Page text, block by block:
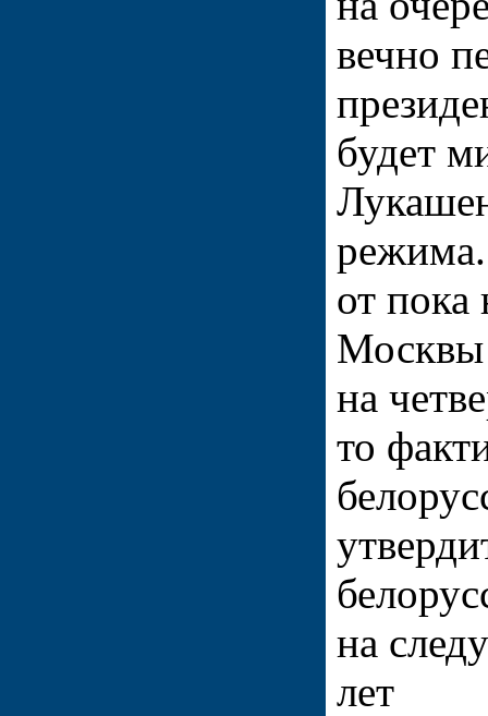
вечно
будет
режима.
от пока
Москвы
на
то
на
лет